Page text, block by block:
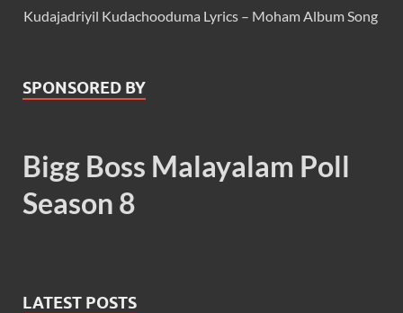
Kudajadriyil Kudachooduma Lyrics – Moham Album Song
SPONSORED BY
Bigg Boss Malayalam Poll
Season 8
LATEST POSTS